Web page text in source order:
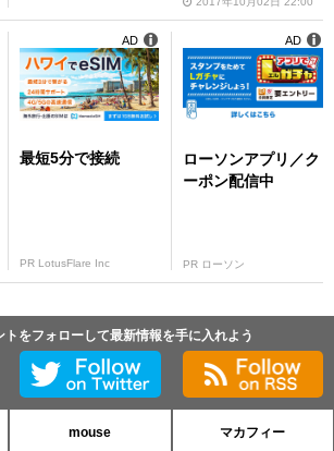
最短5分で接続
PR LotusFlare Inc
AD
ローソンアプリ／ク
ーポン配信中
PR ローソン
AD
トをフォローして最新情報を手に入れよう
mouse マカフィー